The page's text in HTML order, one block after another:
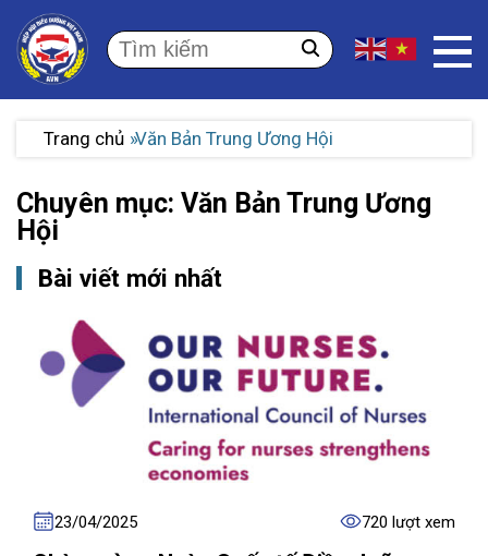
Trang chủ Văn Bản Trung Ương Hội
Chuyên mục: Văn Bản Trung Ương
Hội
Bài viết mới nhất
23/04/2025 720 lượt xem